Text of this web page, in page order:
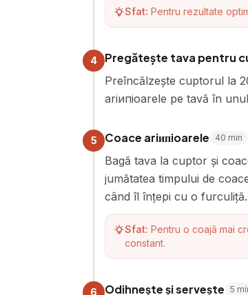
Sfat: Pentru rezultate
4 Pregătește tava pentru
Preîncălzește cuptorul la
ariипioarele pe tavă în
5 Coace ariипioarele 40 min
Bagă tava la cuptor și
jumătatea timpului de
când îl înțepi cu o furculiță.
Sfat: Pentru o coajă mai
constant.
6 Odihnește și servește 5